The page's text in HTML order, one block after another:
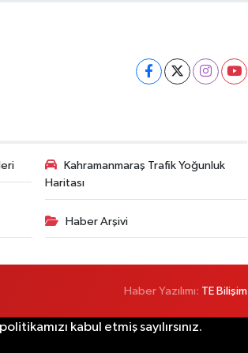
Kahramanmaraş Trafik Yoğunluk
Haritası
Haber Arşivi
Haber Yazılımı: TE Bilişim
kabul etmiş sayılırsınız.